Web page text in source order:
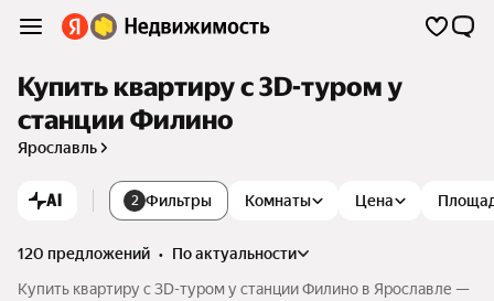
Купить квартиру c 3D-туром у
станции Филино
Ярославль
AI 2 Фильтры Комнаты Цена
120 предложений •
по актуальности
Купить квартиру c 3D-туром у станции Филино в Ярославле —